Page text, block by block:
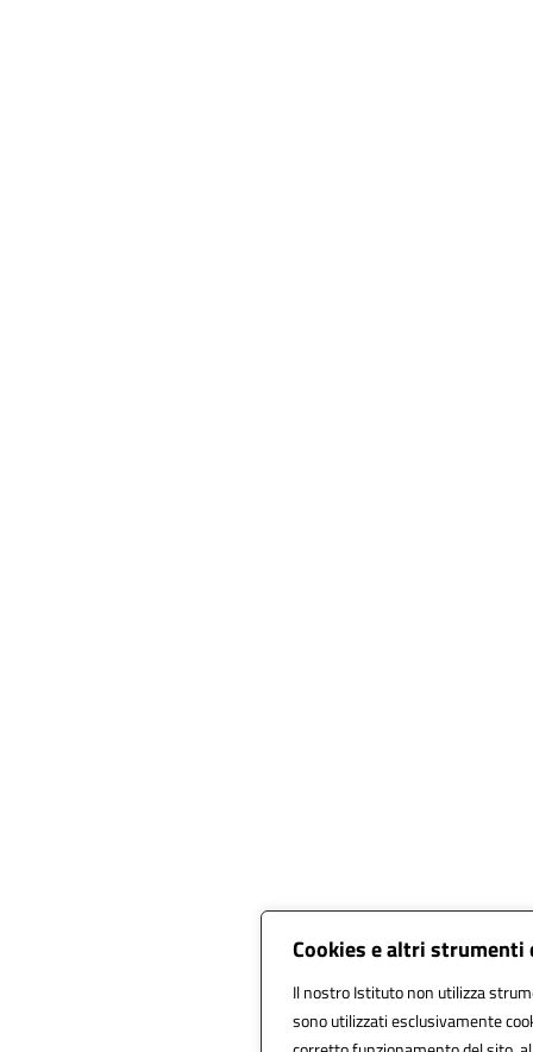
Cookies e altri strumenti
Il nostro Istituto non utilizza
sono utilizzati esclusivamente